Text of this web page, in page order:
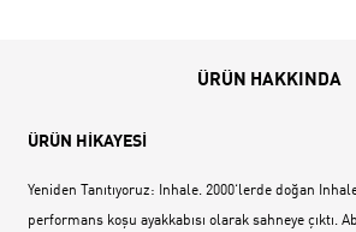
ÜRÜN HAKKINDA
ÜRÜN HİKAYESİ
Yeniden Tanıtıyoruz: Inhale. 2000‘lerde doğan
performans koşu ayakkabısı olarak sahneye çıktı.